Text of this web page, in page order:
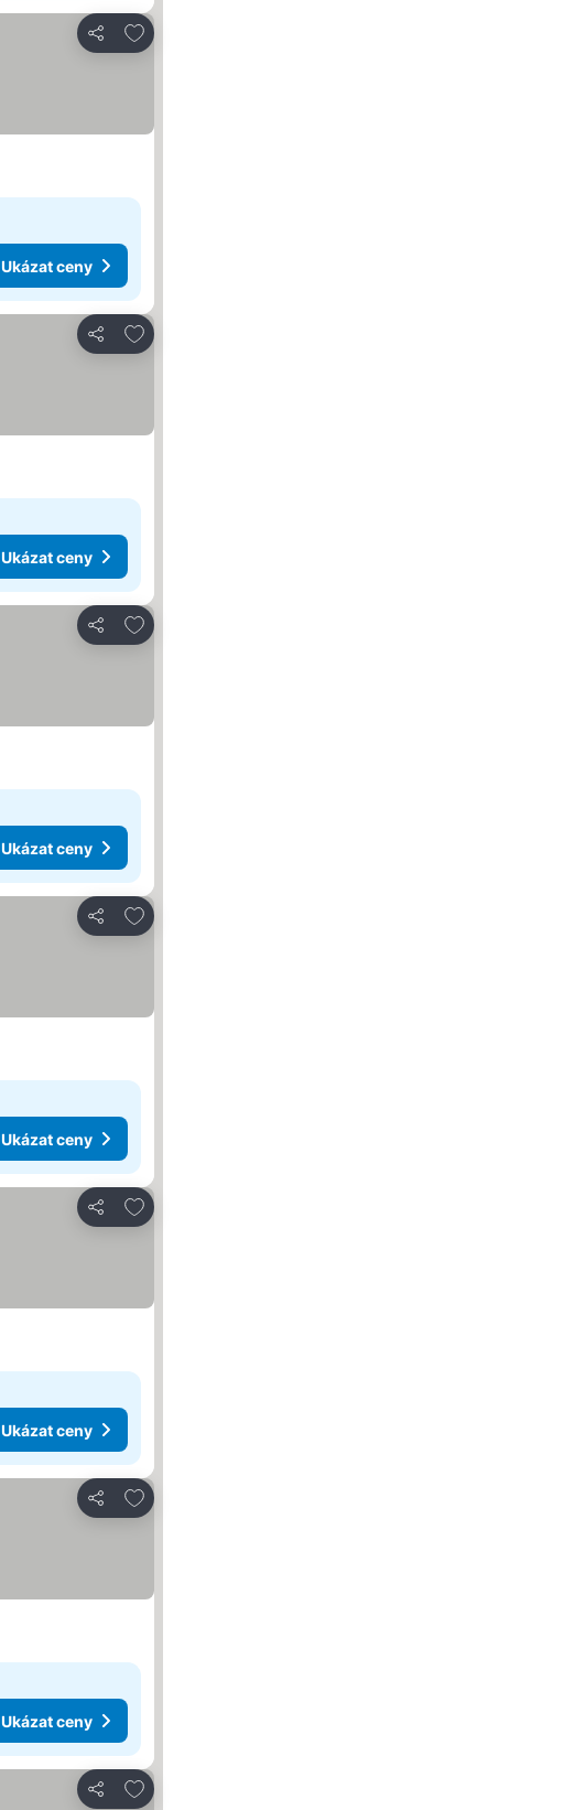
Sdílet
Přidat na seznam oblíbených hotelů
Ukázat ceny
Sdílet
Přidat na seznam oblíbených hotelů
Ukázat ceny
Sdílet
Přidat na seznam oblíbených hotelů
Ukázat ceny
Sdílet
Přidat na seznam oblíbených hotelů
Ukázat ceny
Sdílet
Přidat na seznam oblíbených hotelů
Ukázat ceny
Sdílet
Přidat na seznam oblíbených hotelů
Ukázat ceny
Sdílet
Přidat na seznam oblíbených hotelů